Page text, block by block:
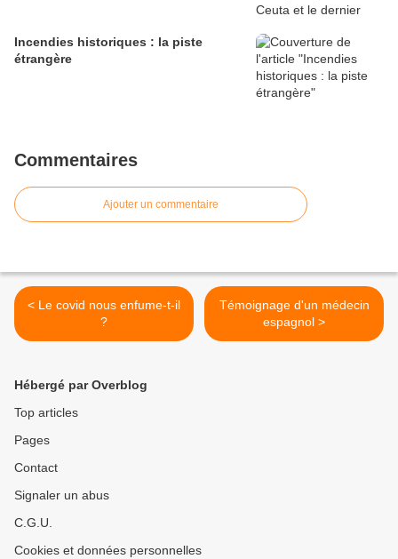
Incendies historiques : la piste
étrangère
Commentaires
Ajouter un commentaire
< Le covid nous enfume-t-il
?
Témoignage d'un médecin
espagnol >
Hébergé par Overblog
Top articles
Pages
Contact
Signaler un abus
C.G.U.
Cookies et données personnelles